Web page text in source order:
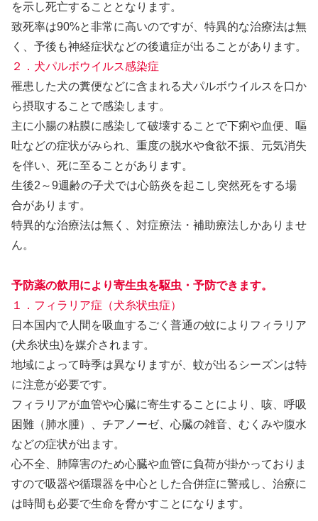
を示し死亡することとなります。
致死率は90%と非常に高いのですが、特異的な治療法は無
く、予後も神経症状などの後遺症が出ることがあります。
２．犬パルボウイルス感染症
罹患した犬の糞便などに含まれる犬パルボウイルスを口か
ら摂取することで感染します。
主に小腸の粘膜に感染して破壊することで下痢や血便、嘔
吐などの症状がみられ、重度の脱水や食欲不振、元気消失
を伴い、死に至ることがあります。
生後2～9週齢の子犬では心筋炎を起こし突然死をする場
合があります。
特異的な治療法は無く、対症療法・補助療法しかありませ
ん。
予防薬の飲用により寄生虫を駆虫・予防できます。
１．フィラリア症（犬糸状虫症）
日本国内で人間を吸血するごく普通の蚊によりフィラリア
(犬糸状虫)を媒介されます。
地域によって時季は異なりますが、蚊が出るシーズンは特
に注意が必要です。
フィラリアが血管や心臓に寄生することにより、咳、呼吸
困難（肺水腫）、チアノーゼ、心臓の雑音、むくみや腹水
などの症状が出ます。
心不全、肺障害のため心臓や血管に負荷が掛かっておりま
すので吸器や循環器を中心とした合併症に警戒し、治療に
は時間も必要で生命を脅かすことになります。